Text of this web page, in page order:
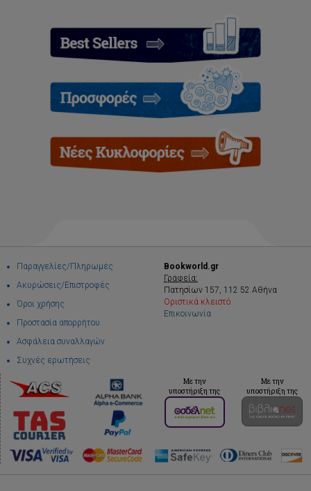
Παραγγελίες/Πληρωμές
Ακυρώσεις/Επιστροφές
Όροι χρήσης
Προστασία απορρήτου
Ασφάλεια συναλλαγών
Συχνές ερωτήσεις
Bookworld.gr
Γραφεία:
Πατησίων 157, 112 52 Αθήνα
Οριστικά κλειστό
Επικοινωνία
Με την
υποστήριξη της
Με την
υποστήριξη της